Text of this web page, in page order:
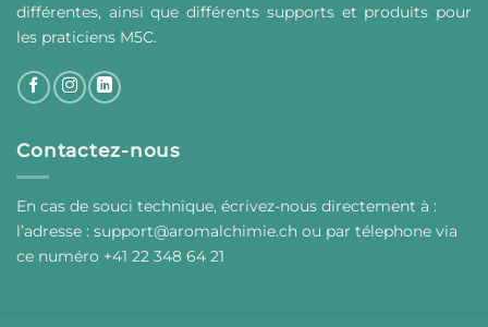
différentes, ainsi que différents supports et produits pour
les praticiens M5C.
Contactez-nous
En cas de souci technique, écrivez-nous directement à :
l’adresse : support@aromalchimie.ch ou par télephone via
ce numéro +41 22 348 64 21